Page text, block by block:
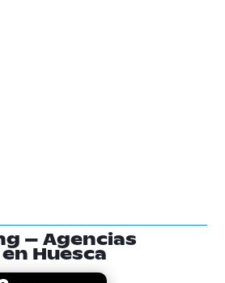
– Agencias
Huesca